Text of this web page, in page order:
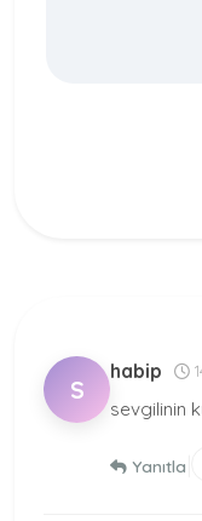
S
habip
sevgilinin
Yanıtla